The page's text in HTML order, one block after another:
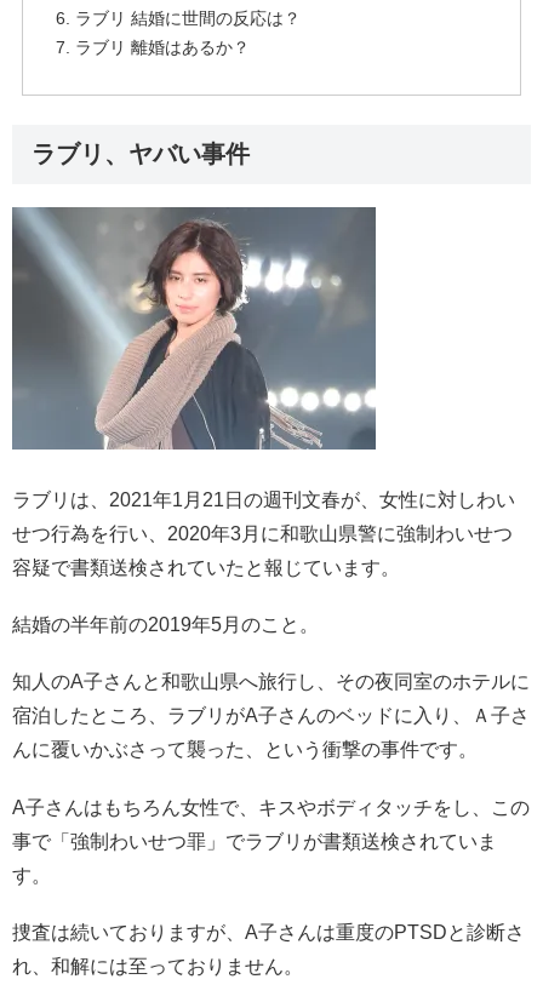
ラブリ 結婚に世間の反応は？
ラブリ 離婚はあるか？
ラブリ、ヤバい事件
ラブリは、2021年1月21日の週刊文春が、女性に対しわい
せつ行為を行い、2020年3月に和歌山県警に強制わいせつ
容疑で書類送検されていたと報じています。
結婚の半年前の2019年5月のこと。
知人のA子さんと和歌山県へ旅行し、その夜同室のホテルに
宿泊したところ、ラブリがA子さんのベッドに入り、Ａ子さ
んに覆いかぶさって襲った、という衝撃の事件です。
A子さんはもちろん女性で、キスやボディタッチをし、この
事で「強制わいせつ罪」でラブリが書類送検されていま
す。
捜査は続いておりますが、A子さんは重度のPTSDと診断さ
れ、和解には至っておりません。